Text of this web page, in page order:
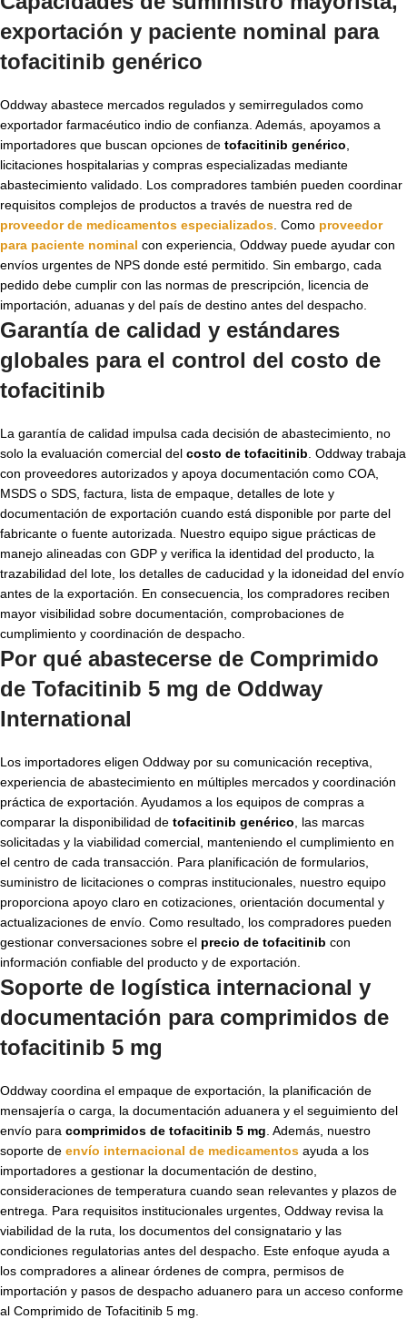
exportación y paciente nominal para
tofacitinib genérico
Oddway abastece mercados regulados y semirregulados como
exportador farmacéutico indio de confianza. Además, apoyamos a
importadores que buscan opciones de tofacitinib genérico
licitaciones hospitalarias y compras especializadas mediante
abastecimiento validado. Los compradores también pueden coordinar
requisitos complejos de productos a través de nuestra red de
proveedor de medicamentos especializados . Como proveedor
para paciente nominal con experiencia, Oddway puede ayudar con
envíos urgentes de NPS donde esté permitido. Sin embargo, cada
pedido debe cumplir con las normas de prescripción, licencia de
importación, aduanas y del país de destino antes del despacho.
Garantía de calidad y estándares
globales para el control del costo de
tofacitinib
La garantía de calidad impulsa cada decisión de abastecimiento, no
solo la evaluación comercial del costo de tofacitinib . Oddway trabaja
con proveedores autorizados y apoya documentación como COA,
MSDS o SDS, factura, lista de empaque, detalles de lote y
documentación de exportación cuando está disponible por parte del
fabricante o fuente autorizada. Nuestro equipo sigue prácticas de
manejo alineadas con GDP y verifica la identidad del producto, la
trazabilidad del lote, los detalles de caducidad y la idoneidad del envío
antes de la exportación. En consecuencia, los compradores reciben
mayor visibilidad sobre documentación, comprobaciones de
cumplimiento y coordinación de despacho.
Por qué abastecerse de Comprimido
de Tofacitinib 5 mg de Oddway
International
Los importadores eligen Oddway por su comunicación receptiva,
experiencia de abastecimiento en múltiples mercados y coordinación
práctica de exportación. Ayudamos a los equipos de compras a
comparar la disponibilidad de tofacitinib genérico , las marcas
solicitadas y la viabilidad comercial, manteniendo el cumplimiento en
el centro de cada transacción. Para planificación de formularios,
suministro de licitaciones o compras institucionales, nuestro equipo
proporciona apoyo claro en cotizaciones, orientación documental y
actualizaciones de envío. Como resultado, los compradores pueden
gestionar conversaciones sobre el precio de tofacitinib con
información confiable del producto y de exportación.
Soporte de logística internacional y
documentación para comprimidos de
tofacitinib 5 mg
Oddway coordina el empaque de exportación, la planificación de
mensajería o carga, la documentación aduanera y el seguimiento del
envío para comprimidos de tofacitinib 5 mg . Además, nuestro
soporte de envío internacional de medicamentos ayuda a los
importadores a gestionar la documentación de destino,
consideraciones de temperatura cuando sean relevantes y plazos de
entrega. Para requisitos institucionales urgentes, Oddway revisa la
viabilidad de la ruta, los documentos del consignatario y las
condiciones regulatorias antes del despacho. Este enfoque ayuda a
los compradores a alinear órdenes de compra, permisos de
importación y pasos de despacho aduanero para un acceso conforme
al Comprimido de Tofacitinib 5 mg.